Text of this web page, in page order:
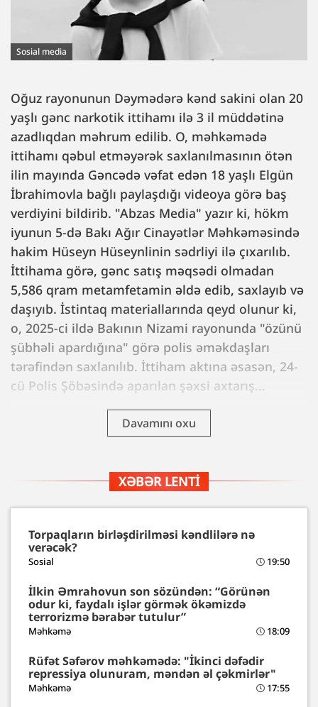
Sosial media
Oğuz rayonunun Dəymədərə kənd sakini olan 20
yaşlı gənc narkotik ittihamı ilə 3 il müddətinə
azadlıqdan məhrum edilib. O, məhkəmədə
ittihamı qəbul etməyərək saxlanılmasının ötən
ilin mayında Gəncədə vəfat edən 18 yaşlı Elgün
İbrahimovla bağlı paylaşdığı videoya görə baş
verdiyini bildirib. "Abzas Media" yazır ki, hökm
iyunun 5-də Bakı Ağır Cinayətlər Məhkəməsində
hakim Hüseyn Hüseynlinin sədrliyi ilə çıxarılıb.
İttihama görə, gənc satış məqsədi olmadan
5,586 qram metamfetamin əldə edib, saxlayıb və
daşıyıb. İstintaq materiallarında qeyd olunur ki,
o, 2025-ci ildə Bakının Nizami rayonunda "özünü
şübhəli apardığına" görə polis əməkdaşları
tərəfindən saxlanılıb. İttiham aktına əsasən, 24-
cü Polis Şöbəsində aparılan şəxsi axtarış...
Davamını oxu
XƏBƏR LENTI
Torpaqların birləşdirilməsi kəndlilərə nə
verəcək?
Sosial 19:50
İlkin Əmrahovun son sözündən: “Görünən
odur ki, faydalı işlər görmək ökəmizdə
terrorizmə bərabər tutulur”
Məhkəmə 18:09
Rüfət Səfərov məhkəmədə: "İkinci dəfədir
repressiya olunuram, məndən əl çəkmirlər"
Məhkəmə 17:55